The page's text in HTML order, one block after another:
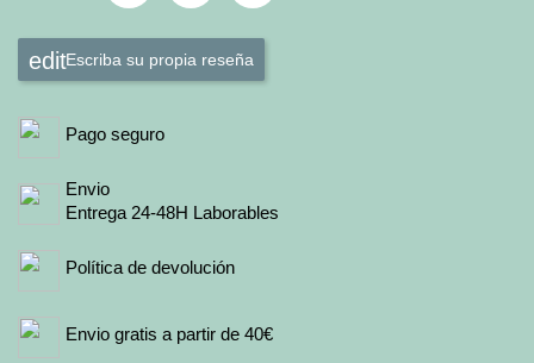
Escriba su propia reseña
Pago seguro
Envio
Entrega 24-48H Laborables
Política de devolución
Envio gratis a partir de 40€